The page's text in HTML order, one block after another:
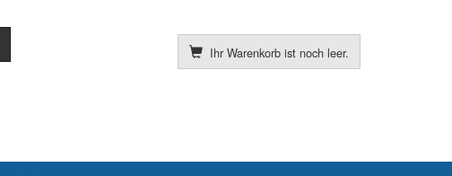
Ihr Warenkorb ist noch leer.